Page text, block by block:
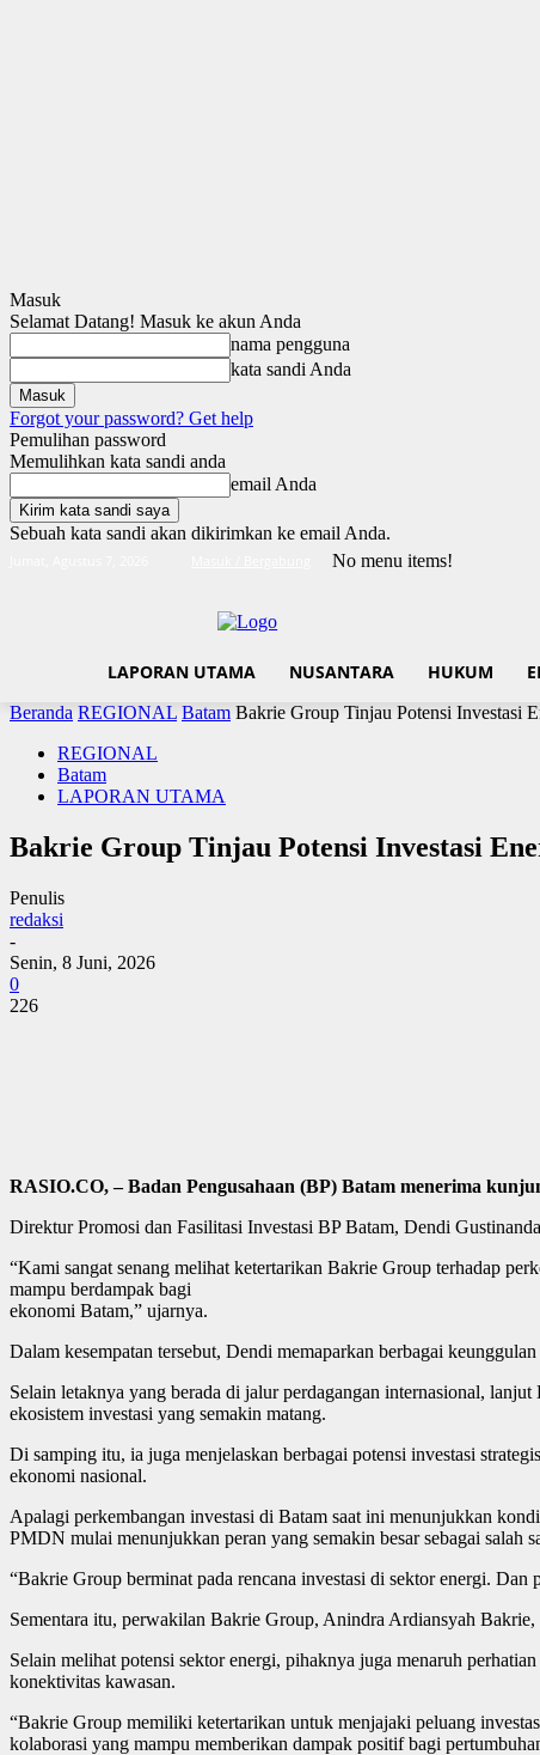
Masuk
Selamat Datang! Masuk ke akun Anda
nama pengguna
kata sandi Anda
Forgot your password? Get help
Pemulihan password
Memulihkan kata sandi anda
email Anda
Sebuah kata sandi akan dikirimkan ke email Anda.
No menu items!
LAPORAN UTAMA NUSANTARA HUKUM
Beranda REGIONAL Batam Bakrie Group Tinjau Potensi Investasi
REGIONAL
Batam
LAPORAN UTAMA
Bakrie Group Tinjau Potensi Investasi
Penulis
redaksi
-
Senin, 8 Juni, 2026
0
226
RASIO.CO, – Badan Pengusahaan (BP) Batam menerima
Direktur Promosi dan Fasilitasi Investasi BP Batam, Dendi
“Kami sangat senang melihat ketertarikan Bakrie Group terhadap
mampu berdampak bagi
ekonomi Batam,” ujarnya.
Dalam kesempatan tersebut, Dendi memaparkan berbagai
Selain letaknya yang berada di jalur perdagangan internasional,
ekosistem investasi yang semakin matang.
Di samping itu, ia juga menjelaskan berbagai potensi investasi
ekonomi nasional.
Apalagi perkembangan investasi di Batam saat ini menunjukkan
PMDN mulai menunjukkan peran yang semakin besar sebagai salah
“Bakrie Group berminat pada rencana investasi di sektor energi.
Sementara itu, perwakilan Bakrie Group, Anindra Ardiansyah
Selain melihat potensi sektor energi, pihaknya juga menaruh
konektivitas kawasan.
“Bakrie Group memiliki ketertarikan untuk menjajaki peluang
kolaborasi yang mampu memberikan dampak positif bagi